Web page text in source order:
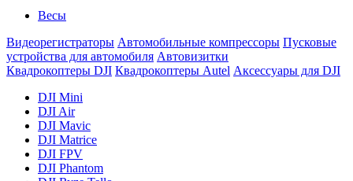
Весы
Видеорегистраторы Автомобильные компрессоры Пусковые
устройства для автомобиля Автовизитки
Квадрокоптеры DJI Квадрокоптеры Autel Аксессуары для DJI
DJI Mini
DJI Air
DJI Mavic
DJI Matrice
DJI FPV
DJI Phantom